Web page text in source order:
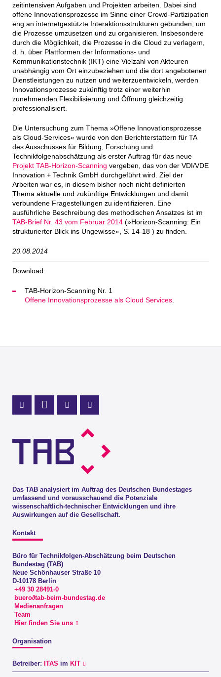
zeitintensiven Aufgaben und Projekten arbeiten. Dabei sind
offene Innovationsprozesse im Sinne einer Crowd-Partizipation
eng an internetgestützte Interaktionsstrukturen gebunden, um
die Prozesse umzusetzen und zu organisieren. Insbesondere
durch die Möglichkeit, die Prozesse in die Cloud zu verlagern,
d. h. über Plattformen der Informations- und
Kommunikationstechnik (IKT) eine Vielzahl von Akteuren
unabhängig vom Ort einzubeziehen und die dort angebotenen
Dienstleistungen zu nutzen und weiterzuentwickeln, werden
Innovationsprozesse zukünftig trotz einer weiterhin
zunehmenden Flexibilisierung und Öffnung gleichzeitig
professionalisiert.
Die Untersuchung zum Thema »Offene Innovationsprozesse
als Cloud-Services« wurde von den Berichterstattern für TA
des Ausschusses für Bildung, Forschung und
Technikfolgenabschätzung als erster Auftrag für das neue
Projekt TAB-Horizon-Scanning vergeben, das von der VDI/VDE
Innovation + Technik GmbH durchgeführt wird. Ziel der
Arbeiten war es, in diesem bisher noch nicht definierten
Thema aktuelle und zukünftige Entwicklungen und damit
verbundene Fragestellungen zu identifizieren. Eine
ausführliche Beschreibung des methodischen Ansatzes ist im
TAB-Brief Nr. 43 vom Februar 2014(»Horizon-Scanning: Ein
strukturierter Blick ins Ungewisse«, S. 14-18 ) zu finden.
20.08.2014
Download:
TAB-Horizon-Scanning Nr. 1
Offene Innovationsprozesse als Cloud Services.
Das TAB analysiert im Auftrag des Deutschen Bundestages
umfassend und vorausschauend die Potenziale
wissenschaftlich-technischer Entwicklungen und ihre
Auswirkungen auf die Gesellschaft.
Kontakt
Büro für Technikfolgen-Abschätzung beim Deutschen
Bundestag (TAB)
Neue Schönhauser Straße 10
D-10178 Berlin
+49 30 28491-0
buero∂tab-beim-bundestag.de
Medienanfragen
Team
Hier finden Sie uns
Organisation
Betreiber: ITAS im KIT
Profil Mastodon
LinkedIn Profil
Instagram Profil
Youtube Profil